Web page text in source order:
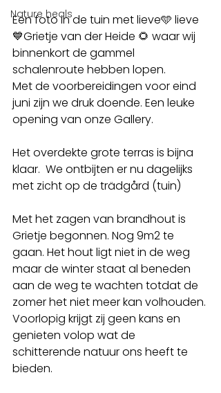
Nature heals
Een foto in de tuin met lieve🩵 lieve
💙Grietje van der Heide 🌻 waar wij
binnenkort de gammel
schalenroute hebben lopen.
Met de voorbereidingen voor eind
juni zijn we druk doende. Een leuke
opening van onze Gallery.
Het overdekte grote terras is bijna
klaar.  We ontbijten er nu dagelijks
met zicht op de trädgård (tuin)
Met het zagen van brandhout is
Grietje begonnen. Nog 9m2 te
gaan. Het hout ligt niet in de weg
maar de winter staat al beneden
aan de weg te wachten totdat de
zomer het niet meer kan volhouden.
Voorlopig krijgt zij geen kans en
genieten volop wat de
schitterende natuur ons heeft te
bieden.